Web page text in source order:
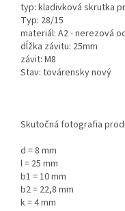
typ: kladivková skrutka
Typ: 28/15
materiál: A2 - nerezová
dĺžka závitu: 25mm
závit: M8
Stav: továrensky nový
Skutočná fotografia
d = 8 mm
l = 25 mm
b1 = 10 mm
b2 = 22,8 mm
k = 4 mm